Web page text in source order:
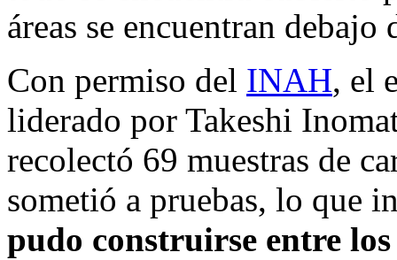
áreas se encuentran
Con permiso del INAH, el
liderado por Takeshi
recolectó 69 muestras de
sometió a pruebas, lo que
pudo construirse entre